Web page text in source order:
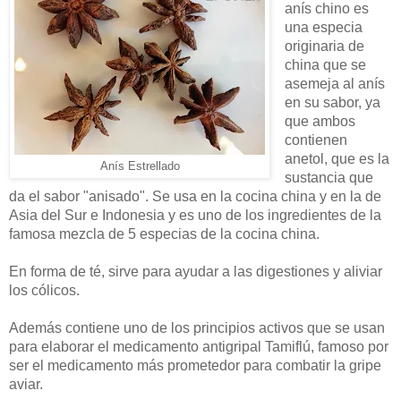
Anís Estrellado
anís chino es
una especia
originaria de
china que se
asemeja al anís
en su sabor, ya
que ambos
contienen
anetol, que es la
sustancia que
da el sabor "anisado". Se usa en la cocina china y en la de
Asia del Sur e Indonesia y es uno de los ingredientes de la
famosa mezcla de 5 especias de la cocina china.
En forma de té, sirve para ayudar a las digestiones y aliviar
los cólicos.
Además contiene uno de los principios activos que se usan
para elaborar el medicamento antigripal Tamiflú, famoso por
ser el medicamento más prometedor para combatir la gripe
aviar.